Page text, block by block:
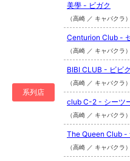
系列店
美學 - ビガク
（高崎 ／ キャバクラ）
Centurion Club -
（高崎 ／ キャバクラ）
BIBI CLUB - ビビ
（高崎 ／ キャバクラ）
club C-2 - シーツ
（高崎 ／ キャバクラ）
The Queen Club -
（高崎 ／ キャバクラ）